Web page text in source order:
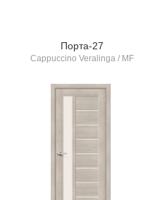
Порта-27
Cappuccino Veralinga / MF